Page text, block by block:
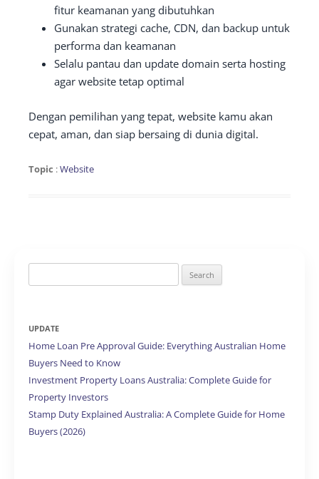
fitur keamanan yang dibutuhkan
Gunakan strategi cache, CDN, dan backup untuk
performa dan keamanan
Selalu pantau dan update domain serta hosting
agar website tetap optimal
Dengan pemilihan yang tepat, website kamu akan
cepat, aman, dan siap bersaing di dunia digital.
Topic :Website
for:
UPDATE
Home Loan Pre Approval Guide: Everything Australian Home
Buyers Need to Know
Investment Property Loans Australia: Complete Guide for
Property Investors
Stamp Duty Explained Australia: A Complete Guide for Home
Buyers (2026)